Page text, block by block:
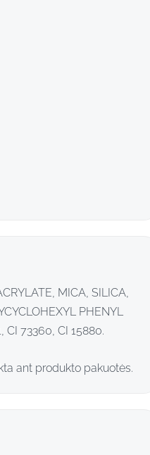
MICA, SILICA,
PHENYL
CI 73360, CI 15880.
ant produkto pakuotės.